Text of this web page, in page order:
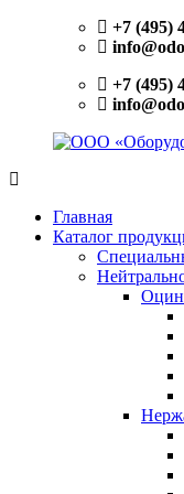
+7 (495)
+7 (495)
«Оборудование
общепита»
нейтрального
оборудования.
Поставки
теплового,
электромеханического
Главная
Каталог